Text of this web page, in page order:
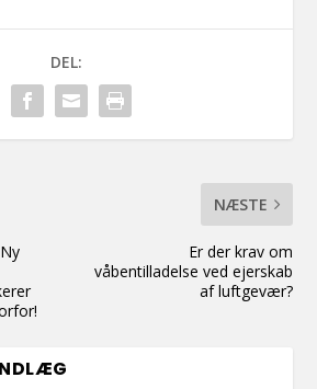
DEL:
NÆSTE
Er der krav om
våbentilladelse ved ejerskab
af luftgevær?